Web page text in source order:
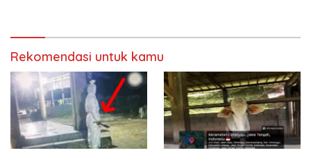
Rekomendasi untuk kamu